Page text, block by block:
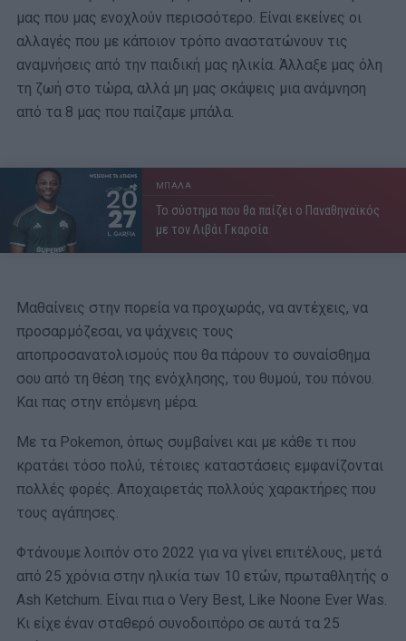
μας που μας ενοχλούν περισσότερο. Είναι εκείνες οι
αλλαγές που με κάποιον τρόπο αναστατώνουν τις
αναμνήσεις από την παιδική μας ηλικία. Άλλαξε μας όλη
τη ζωή στο τώρα, αλλά μη μας σκάψεις μια ανάμνηση
από τα 8 μας που παίζαμε μπάλα.
ΜΠΑΛΑ
Το σύστημα που θα παίζει ο Παναθηναϊκός
με τον Λιβάι Γκαρσία
Μαθαίνεις στην πορεία να προχωράς, να αντέχεις, να
προσαρμόζεσαι, να ψάχνεις τους
αποπροσανατολισμούς που θα πάρουν το συναίσθημα
σου από τη θέση της ενόχλησης, του θυμού, του πόνου.
Και πας στην επόμενη μέρα.
Με τα Pokemon, όπως συμβαίνει και με κάθε τι που
κρατάει τόσο πολύ, τέτοιες καταστάσεις εμφανίζονται
πολλές φορές. Αποχαιρετάς πολλούς χαρακτήρες που
τους αγάπησες.
Φτάνουμε λοιπόν στο 2022 για να γίνει επιτέλους, μετά
από 25 χρόνια στην ηλικία των 10 ετών, πρωταθλητής ο
Ash Ketchum. Είναι πια ο Very Best, Like Noone Ever Was.
Κι είχε έναν σταθερό συνοδοιπόρο σε αυτά τα 25